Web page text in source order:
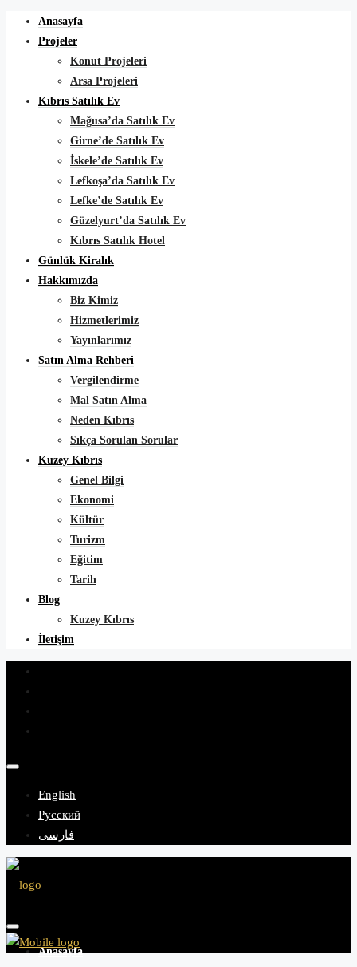
Anasayfa
Projeler
Konut Projeleri
Arsa Projeleri
Kıbrıs Satılık Ev
Mağusa’da Satılık Ev
Girne’de Satılık Ev
İskele’de Satılık Ev
Lefkoşa’da Satılık Ev
Lefke’de Satılık Ev
Güzelyurt’da Satılık Ev
Kıbrıs Satılık Hotel
Günlük Kiralık
Hakkımızda
Biz Kimiz
Hizmetlerimiz
Yayınlarımız
Satın Alma Rehberi
Vergilendirme
Mal Satın Alma
Neden Kıbrıs
Sıkça Sorulan Sorular
Kuzey Kıbrıs
Genel Bilgi
Ekonomi
Kültür
Turizm
Eğitim
Tarih
Blog
Kuzey Kıbrıs
İletişim
English
Русский
فارسی
Anasayfa